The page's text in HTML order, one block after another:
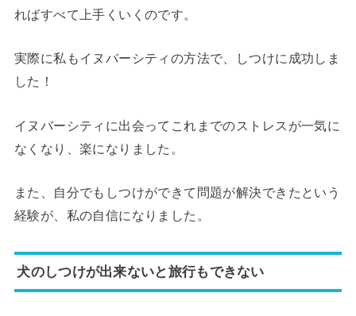
ればすべて上手くいくのです。
実際に私もイヌバーシティの方法で、しつけに成功しま
した！
イヌバーシティに出会ってこれまでのストレスが一気に
なくなり、楽になりました。
また、自分でもしつけができて問題が解決できたという
経験が、私の自信になりました。
犬のしつけが出来ないと旅行もできない